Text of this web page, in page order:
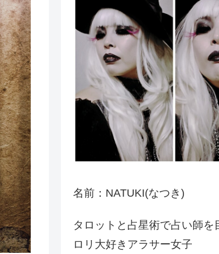
名前：NATUKI(なつき)
タロットと占星術で占い師を
ロリ大好きアラサー女子